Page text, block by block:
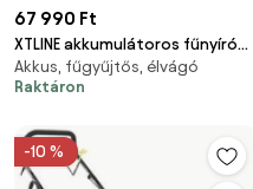
67 990 Ft
XTLINE akkumulátoros fűnyíró
36 V + 2 akkumulátor 2,0 Ah +
töltő 2,4 A
Akkus, fűgyűjtős, élvágó
Raktáron
-10 %